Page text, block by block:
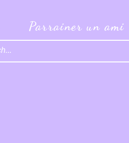
Parrainer un ami